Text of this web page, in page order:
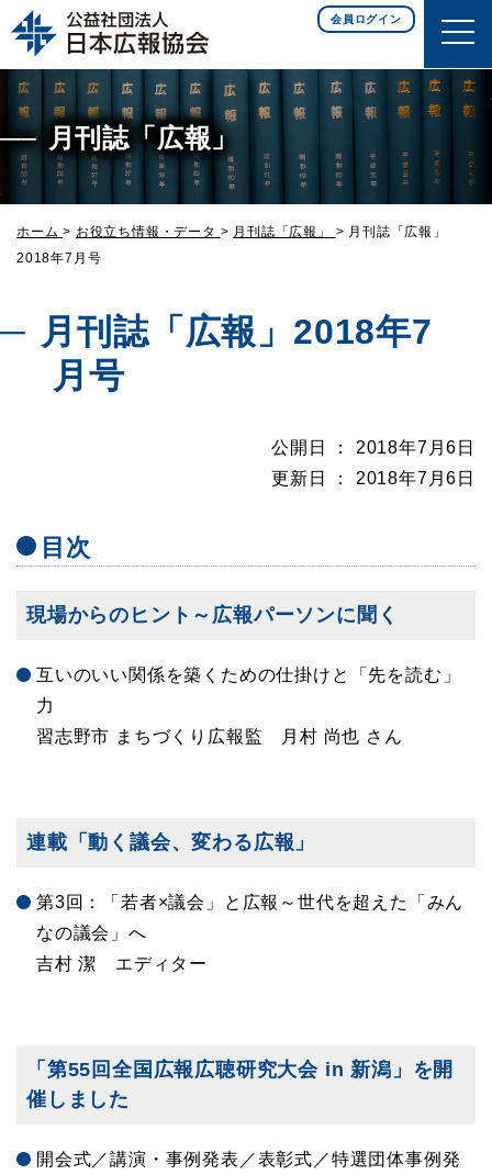
このページの本文へ移動
会員ログイン
月刊誌「広報」
ホーム > お役立ち情報・データ > 月刊誌「広報」 > 月刊誌「広報」
2018年7月号
月刊誌「広報」2018年7
月号
公開日 ： 2018年7月6日
更新日 ： 2018年7月6日
目次
現場からのヒント～広報パーソンに聞く
互いのいい関係を築くための仕掛けと「先を読む」
力
習志野市 まちづくり広報監 月村 尚也 さん
連載「動く議会、変わる広報」
第3回：「若者×議会」と広報～世代を超えた「みん
なの議会」へ
吉村 潔 エディター
「第55回全国広報広聴研究大会 in 新潟」を開
催しました
開会式／講演・事例発表／表彰式／特選団体事例発